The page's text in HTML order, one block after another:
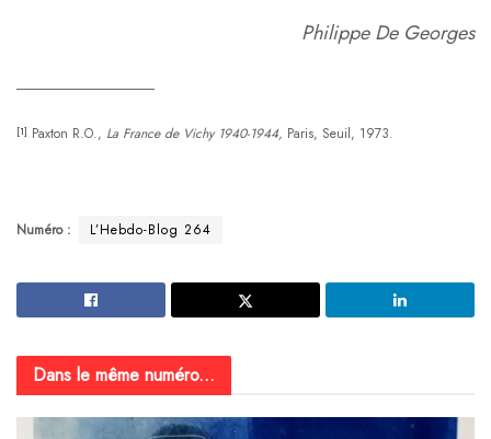
Philippe De Georges
[1] Paxton R.O., La France de Vichy 1940-1944, Paris, Seuil, 1973.
Numéro : L’Hebdo-Blog 264
Dans le même numéro...